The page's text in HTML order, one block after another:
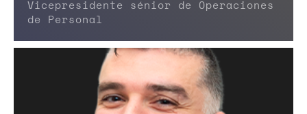
Vicepresidente sénior de Operaciones
de Personal